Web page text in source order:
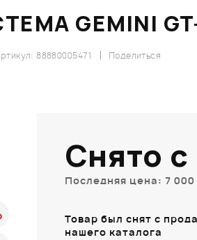
GEMINI
Поделиться
88880005471
Снято
Последняя цена: 7 000
Товар был снят с
нашего каталога